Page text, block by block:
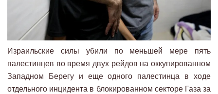
Израильские силы убили по меньшей мере пять
палестинцев во время двух рейдов на оккупированном
Западном Берегу и еще одного палестинца в ходе
отдельного инцидента в блокированном секторе Газа за